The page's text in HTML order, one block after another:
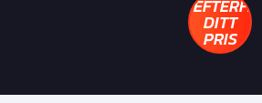
DITT
PRIS